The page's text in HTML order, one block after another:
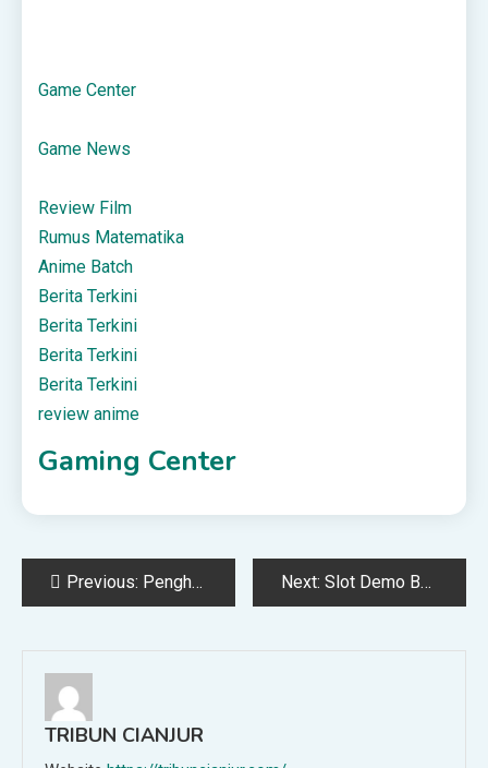
Game Center
Game News
Review Film
Rumus Matematika
Anime Batch
Berita Terkini
Berita Terkini
Berita Terkini
Berita Terkini
review anime
Gaming Center
PostPrevious: Penghalang-Penghalang Keberkahan (Bagian 2) – KonsultasiSyariah.com Next: Slot Demo Buat Pemula yang Mau Belajar Tanpa Rugi
TRIBUN CIANJUR